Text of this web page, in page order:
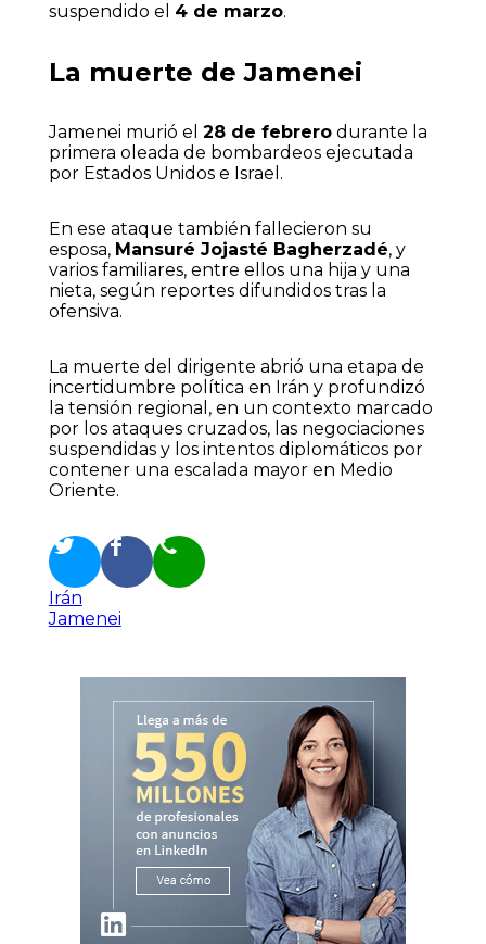
suspendido el 4 de marzo.
La muerte de Jamenei
Jamenei murió el 28 de febrerodurante la
primera oleada de bombardeos ejecutada
por Estados Unidos e Israel.
En ese ataque también fallecieron su
esposa, Mansuré Jojasté Bagherzadé, y
varios familiares, entre ellos una hija y una
nieta, según reportes difundidos tras la
ofensiva.
La muerte del dirigente abrió una etapa de
incertidumbre política en Irán y profundizó
la tensión regional, en un contexto marcado
por los ataques cruzados, las negociaciones
suspendidas y los intentos diplomáticos por
contener una escalada mayor en Medio
Oriente.
Irán
Jamenei